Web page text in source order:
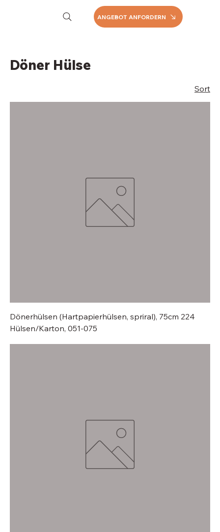
ANGEBOT ANFORDERN
Döner Hülse
Sort
Dönerhülsen (Hartpapierhülsen, spriral), 75cm 224
Hülsen/Karton, 051-075